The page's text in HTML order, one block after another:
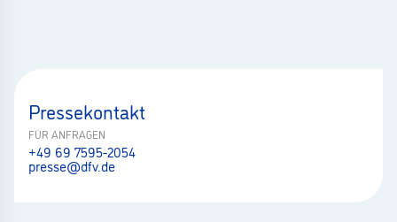
Pressekontakt
FÜR ANFRAGEN
+49 69 7595-2054
presse@dfv.de